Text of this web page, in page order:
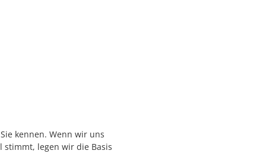
kennen. Wenn wir uns
legen wir die Basis